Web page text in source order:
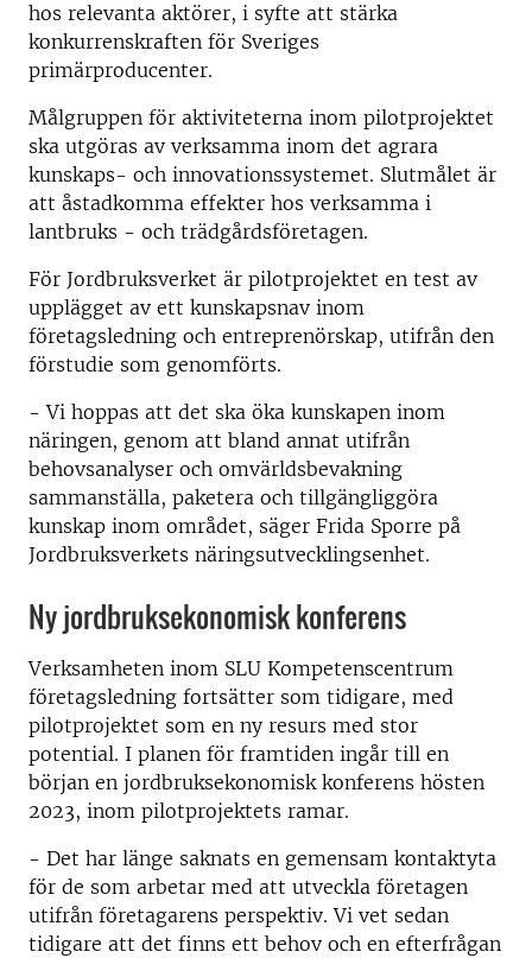
hos relevanta aktörer, i syfte att stärka
konkurrenskraften för Sveriges
primärproducenter.
Målgruppen för aktiviteterna inom pilotprojektet
ska utgöras av verksamma inom det agrara
kunskaps- och innovationssystemet. Slutmålet är
att åstadkomma effekter hos verksamma i
lantbruks - och trädgårdsföretagen.
För Jordbruksverket är pilotprojektet en test av
upplägget av ett kunskapsnav inom
företagsledning och entreprenörskap, utifrån den
förstudie som genomförts.
- Vi hoppas att det ska öka kunskapen inom
näringen, genom att bland annat utifrån
behovsanalyser och omvärldsbevakning
sammanställa, paketera och tillgängliggöra
kunskap inom området, säger Frida Sporre på
Jordbruksverkets näringsutvecklingsenhet.
Ny jordbruksekonomisk konferens
Verksamheten inom SLU Kompetenscentrum
företagsledning fortsätter som tidigare, med
pilotprojektet som en ny resurs med stor
potential. I planen för framtiden ingår till en
början en jordbruksekonomisk konferens hösten
2023, inom pilotprojektets ramar.
- Det har länge saknats en gemensam kontaktyta
för de som arbetar med att utveckla företagen
utifrån företagarens perspektiv. Vi vet sedan
tidigare att det finns ett behov och en efterfrågan